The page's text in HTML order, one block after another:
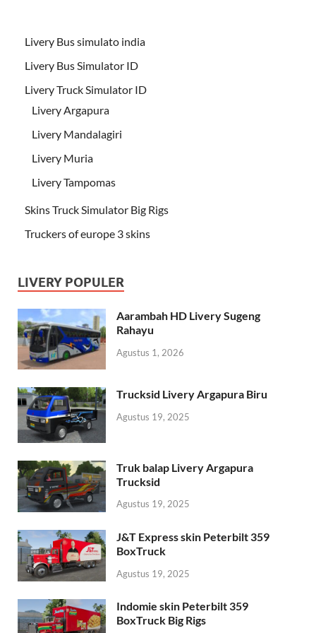
Livery Bus simulato india
Livery Bus Simulator ID
Livery Truck Simulator ID
Livery Argapura
Livery Mandalagiri
Livery Muria
Livery Tampomas
Skins Truck Simulator Big Rigs
Truckers of europe 3 skins
LIVERY POPULER
Aarambah HD Livery Sugeng
Rahayu
Agustus 1, 2026
Trucksid Livery Argapura Biru
Agustus 19, 2025
Truk balap Livery Argapura
Trucksid
Agustus 19, 2025
J&T Express skin Peterbilt 359
BoxTruck
Agustus 19, 2025
Indomie skin Peterbilt 359
BoxTruck Big Rigs